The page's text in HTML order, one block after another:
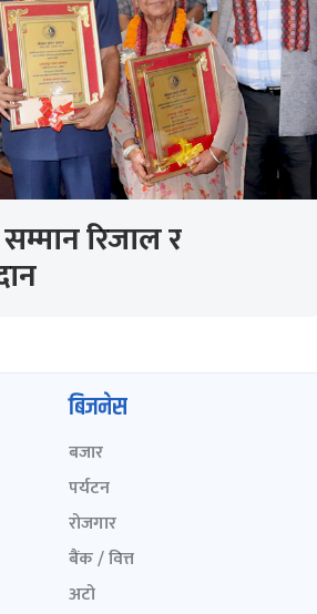
सम्मान रिजाल र
बिजनेस
बजार
पर्यटन
रोजगार
बैंक / वित्त
अटो